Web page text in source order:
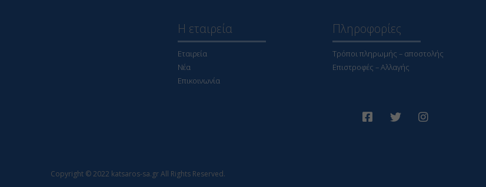
Η εταιρεία
Εταιρεία
Νέα
Επικοινωνία
Πληροφορίες
Τρόποι πληρωμής – αποστολής
Επιστροφές – Αλλαγής
Copyright © 2022 katsaros-sa.gr All Rights Reserved.